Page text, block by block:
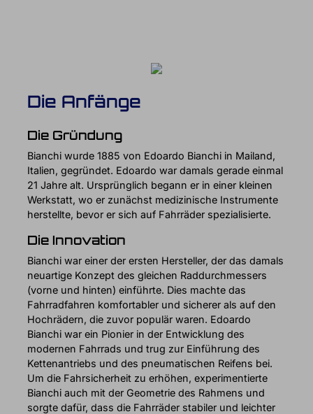
Die Anfänge
Die Gründung
Bianchi wurde 1885 von Edoardo Bianchi in Mailand,
Italien, gegründet. Edoardo war damals gerade einmal
21 Jahre alt. Ursprünglich begann er in einer kleinen
Werkstatt, wo er zunächst medizinische Instrumente
herstellte, bevor er sich auf Fahrräder spezialisierte.
Die Innovation
Bianchi war einer der ersten Hersteller, der das damals
neuartige Konzept des gleichen Raddurchmessers
(vorne und hinten) einführte. Dies machte das
Fahrradfahren komfortabler und sicherer als auf den
Hochrädern, die zuvor populär waren. Edoardo
Bianchi war ein Pionier in der Entwicklung des
modernen Fahrrads und trug zur Einführung des
Kettenantriebs und des pneumatischen Reifens bei.
Um die Fahrsicherheit zu erhöhen, experimentierte
Bianchi auch mit der Geometrie des Rahmens und
sorgte dafür, dass die Fahrräder stabiler und leichter